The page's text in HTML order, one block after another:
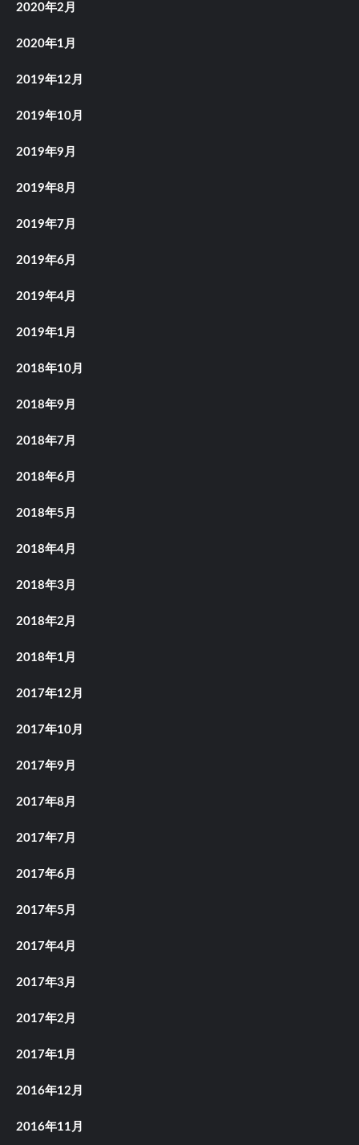
2020年2月
2020年1月
2019年12月
2019年10月
2019年9月
2019年8月
2019年7月
2019年6月
2019年4月
2019年1月
2018年10月
2018年9月
2018年7月
2018年6月
2018年5月
2018年4月
2018年3月
2018年2月
2018年1月
2017年12月
2017年10月
2017年9月
2017年8月
2017年7月
2017年6月
2017年5月
2017年4月
2017年3月
2017年2月
2017年1月
2016年12月
2016年11月